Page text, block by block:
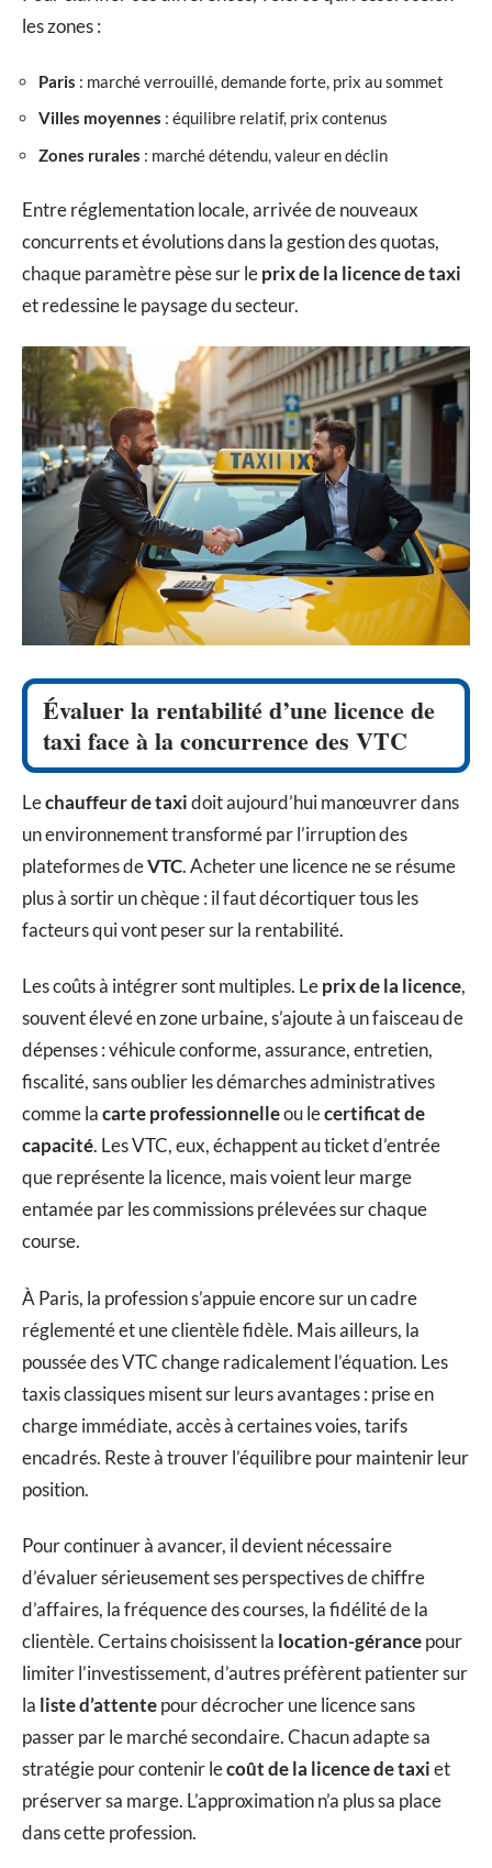
les zones :
Paris : marché verrouillé, demande forte, prix au sommet
Villes moyennes : équilibre relatif, prix contenus
Zones rurales : marché détendu, valeur en déclin
Entre réglementation locale, arrivée de nouveaux
concurrents et évolutions dans la gestion des quotas,
chaque paramètre pèse sur leprix de la licence de taxi
et redessine le paysage du secteur.
Évaluer la rentabilité d’une licence de
taxi face à la concurrence des VTC
Lechauffeur de taxidoit aujourd’hui manœuvrer dans
un environnement transformé par l’irruption des
plateformes deVTC. Acheter une licence ne se résume
plus à sortir un chèque : il faut décortiquer tous les
facteurs qui vont peser sur la rentabilité.
Les coûts à intégrer sont multiples. Leprix de la licence,
souvent élevé en zone urbaine, s’ajoute à un faisceau de
dépenses : véhicule conforme, assurance, entretien,
fiscalité, sans oublier les démarches administratives
comme lacarte professionnelleou lecertificat de
capacité. Les VTC, eux, échappent au ticket d’entrée
que représente la licence, mais voient leur marge
entamée par les commissions prélevées sur chaque
course.
À Paris, la profession s’appuie encore sur un cadre
réglementé et une clientèle fidèle. Mais ailleurs, la
poussée des VTC change radicalement l’équation. Les
taxis classiques misent sur leurs avantages : prise en
charge immédiate, accès à certaines voies, tarifs
encadrés. Reste à trouver l’équilibre pour maintenir leur
position.
Pour continuer à avancer, il devient nécessaire
d’évaluer sérieusement ses perspectives de chiffre
d’affaires, la fréquence des courses, la fidélité de la
clientèle. Certains choisissent la location-gérancepour
limiter l’investissement, d’autres préfèrent patienter sur
la liste d’attentepour décrocher une licence sans
passer par le marché secondaire. Chacun adapte sa
stratégie pour contenir lecoût de la licence de taxiet
préserver sa marge. L’approximation n’a plus sa place
dans cette profession.